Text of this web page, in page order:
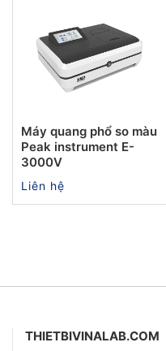
Máy quang phổ so màu
Peak instrument E-
3000V
Liên hệ
THIETBIVINALAB.COM